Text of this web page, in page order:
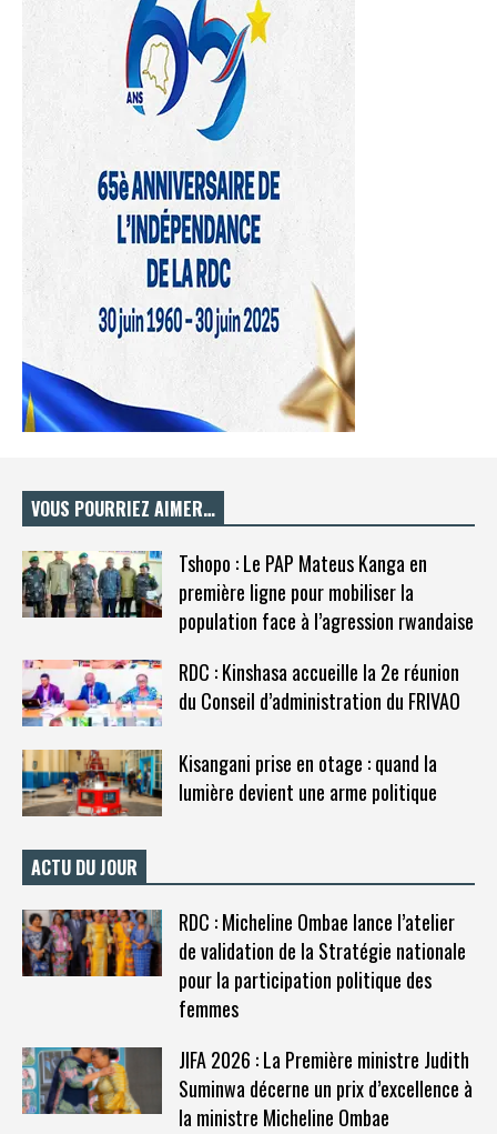
VOUS POURRIEZ AIMER…
Tshopo : Le PAP Mateus Kanga en
première ligne pour mobiliser la
population face à l’agression rwandaise
RDC : Kinshasa accueille la 2e réunion
du Conseil d’administration du FRIVAO
Kisangani prise en otage : quand la
lumière devient une arme politique
ACTU DU JOUR
RDC : Micheline Ombae lance l’atelier
de validation de la Stratégie nationale
pour la participation politique des
femmes
JIFA 2026 : La Première ministre Judith
Suminwa décerne un prix d’excellence à
la ministre Micheline Ombae